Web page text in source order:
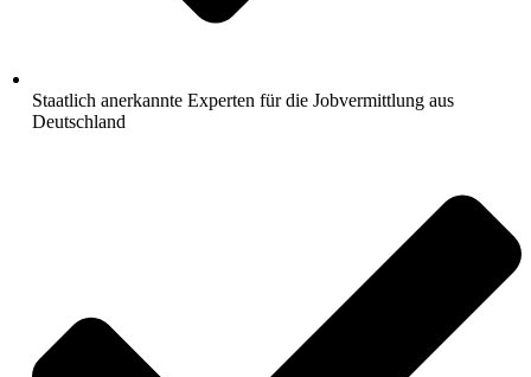
Staatlich anerkannte Experten für die Jobvermittlung aus
Deutschland